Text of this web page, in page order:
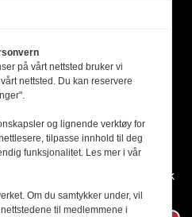
plakaten og presseetikken slik
på vårt nettsted bruker vi
nettsted. Du kan reservere
og lignende verktøy for
tilpasse innhold til deg
funksjonalitet. Les mer i vår
Om du samtykker under, vil
til medlemmene i